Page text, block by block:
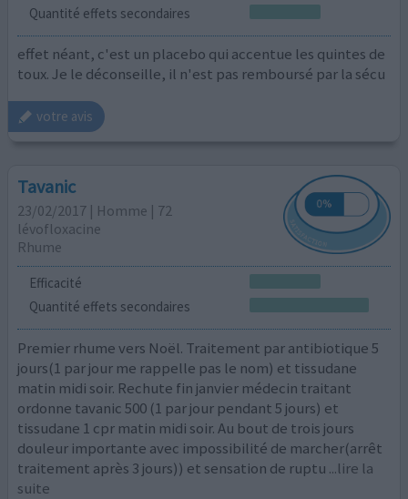
Quantité effets secondaires
effet néant, c'est un placebo qui accentue les quintes de
toux. Je le déconseille, il n'est pas remboursé par la sécu
votre avis
Tavanic
23/02/2017 | Homme | 72
lévofloxacine
Rhume
Efficacité
Quantité effets secondaires
Premier rhume vers Noël. Traitement par antibiotique 5
jours(1 par jour me rappelle pas le nom) et tissudane
matin midi soir. Rechute fin janvier médecin traitant
ordonne tavanic 500 (1 par jour pendant 5 jours) et
tissudane 1 cpr matin midi soir. Au bout de trois jours
douleur importante avec impossibilité de marcher(arrêt
traitement après 3 jours)) et sensation de ruptu ...lire la
suite